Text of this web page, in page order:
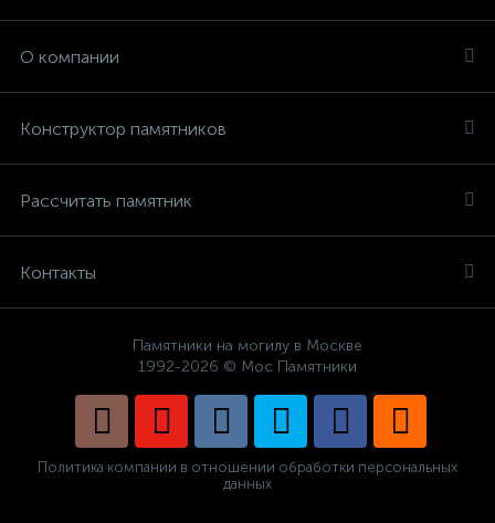
О компании
Конструктор памятников
Рассчитать памятник
Контакты
Памятники на могилу в Москве
1992-2026 © Мос Памятники
Политика компании в отношении обработки персональных
данных